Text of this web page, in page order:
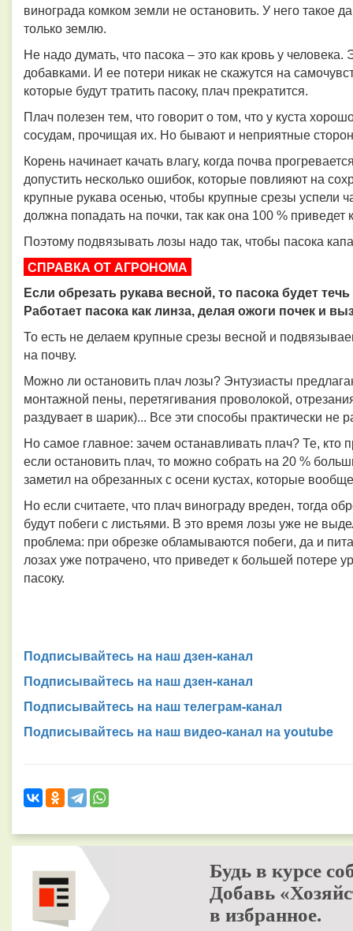
винограда комком земли не остановить. У него такое
только землю.
Не надо думать, что пасока – это как кровь у
добавками. И ее потери никак не скажутся на
которые будут тратить пасоку, плач прекратится.
Плач полезен тем, что говорит о том, что у куста
сосудам, прочищая их. Но бывают и неприятные
Корень начинает качать влагу, когда почва
допустить несколько ошибок, которые повлияют на
крупные рукава осенью, чтобы крупные срезы успели
должна попадать на почки, так как она 100 % приведет
Поэтому подвязывать лозы надо так, чтобы пасока
СПРАВКА ОТ АГРОНОМА
Если обрезать рукава весной, то пасока будет
Работает пасока как линза, делая ожоги почек и
То есть не делаем крупные срезы весной и
на почву.
Можно ли остановить плач лозы? Энтузиасты
монтажной пены, перетягивания проволокой,
раздувает в шарик)... Все эти способы практически не
Но самое главное: зачем останавливать плач? Те, кто
если остановить плач, то можно собрать на 20 %
заметил на обрезанных с осени кустах, которые
Но если считаете, что плач винограду вреден, тогда
будут побеги с листьями. В это время лозы уже не
проблема: при обрезке обламываются побеги, да и
лозах уже потрачено, что приведет к большей потере
пасоку.
Подписывайтесь на наш дзен-канал
Подписывайтесь на наш дзен-канал
Подписывайтесь на наш телеграм-канал
Подписывайтесь на наш видео-канал на youtube
Будь в курсе
Добавь
в избранное.